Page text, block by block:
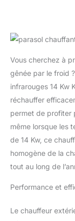
Vous cherchez à
gênée par le froid
infrarouges 14 Kw
réchauffer
permet de profiter
même lorsque les
de 14 Kw, ce
homogène de la
tout au long de
Performance et
Le chauffeur